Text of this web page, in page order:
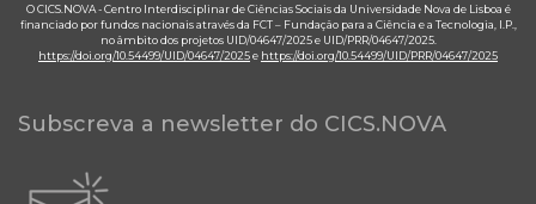
O CICS.NOVA - Centro Interdisciplinar de Ciências Sociais da Universidade Nova de Lisboa é
financiado por fundos nacionais através da FCT – Fundação para a Ciência e a Tecnologia, I.P.,
no âmbito dos projetos UID/04647/2025 e UID/PRR/04647/2025.
https://doi.org/10.54499/UID/04647/2025e https://doi.org/10.54499/UID/PRR/04647/2025
Subscreva a newsletter do CICS.NOVA